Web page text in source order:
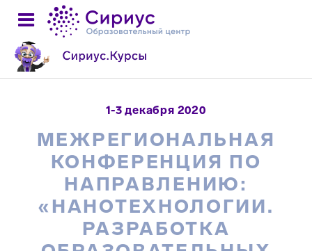
1-3 декабря 2020
МЕЖРЕГИОНАЛЬНАЯ
КОНФЕРЕНЦИЯ ПО
НАПРАВЛЕНИЮ:
«НАНОТЕХНОЛОГИИ.
РАЗРАБОТКА